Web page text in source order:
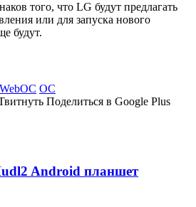
того, что LG будут предлагать
или для запуска нового
будут.
WebOС ОС
Поделиться в Google Plus
Android планшет